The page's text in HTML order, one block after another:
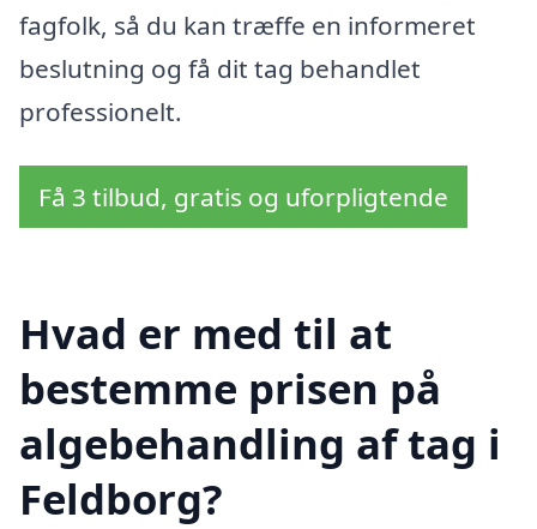
fagfolk, så du kan træffe en informeret
beslutning og få dit tag behandlet
professionelt.
Få 3 tilbud, gratis og uforpligtende
Hvad er med til at
bestemme prisen på
algebehandling af tag i
Feldborg?